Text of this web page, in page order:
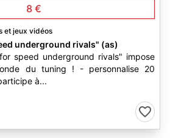
8 €
et jeux vidéos
underground rivals" (as)
speed underground rivals" impose
du tuning ! - personnalise 20
à...